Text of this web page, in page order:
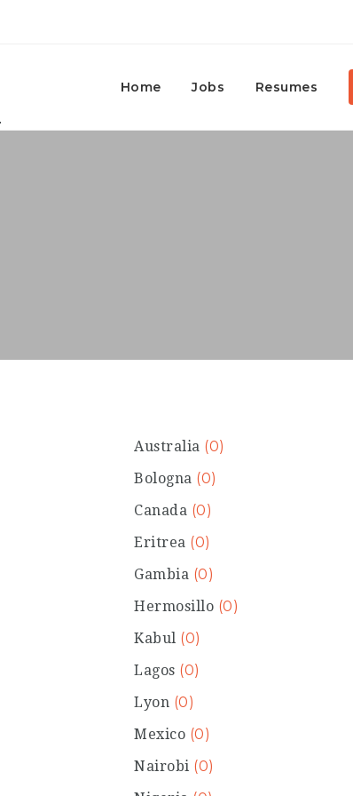
Home Jobs Resumes
Australia (0)
Bologna (0)
Canada (0)
Eritrea (0)
Gambia (0)
Hermosillo (0)
Kabul (0)
Lagos (0)
Lyon (0)
Mexico (0)
Nairobi (0)